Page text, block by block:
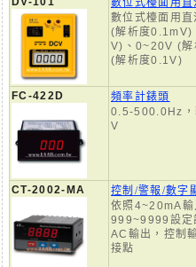
數位式檯面用
數位式檯面用
(解析度
V)、0~20V (
(解析度0.1V)
FC-422D
頻率計錶頭
0.5-500.0Hz，
V
CT-2002-MA
控制/警報/數字
依照4~20mA
999~9999設定
AC輸出，控制
接點